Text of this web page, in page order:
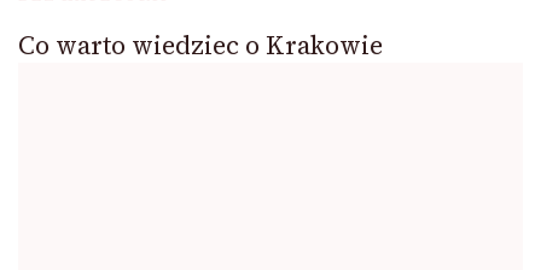
Co warto wiedziec o Krakowie